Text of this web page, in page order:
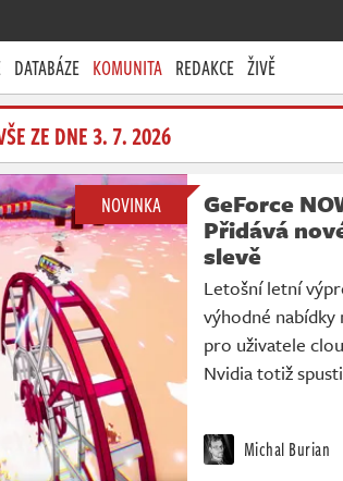
DATABÁZE KOMUNITA REDAKCE ŽIVĚ
ZE DNE 3. 7. 2026
NOVINKA
GeForce
Přidává
slevě
Letošní letní
výhodné nabídky
pro uživatele
Nvidia totiž
Michal Burian